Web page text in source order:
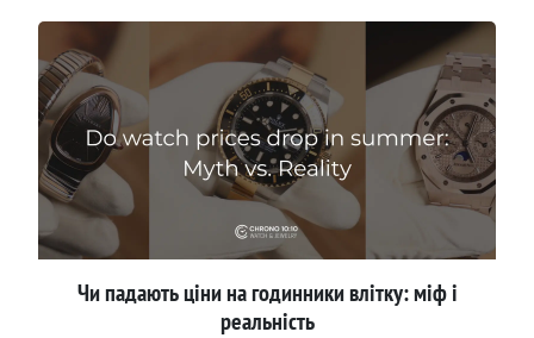
Чи падають ціни на годинники влітку: міф і
реальність